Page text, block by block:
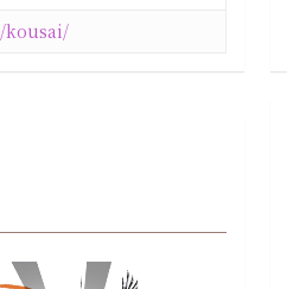
kousai/